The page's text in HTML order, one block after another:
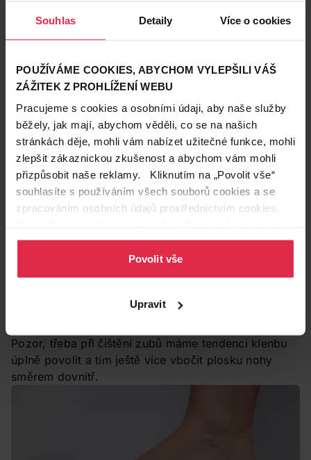
Souhlas Detaily Více o cookies
POUŽÍVÁME COOKIES, ABYCHOM VYLEPŠILI VÁŠ
ZÁŽITEK Z PROHLÍŽENÍ WEBU
Pracujeme s cookies a osobními údaji, aby naše služby
běžely, jak mají, abychom věděli, co se na našich
stránkách děje, mohli vám nabízet užitečné funkce, mohli
zlepšit zákaznickou zkušenost a abychom vám mohli
přizpůsobit naše reklamy. Kliknutím na „Povolit vše“
souhlasíte s používáním všech souborů cookies a se
zpracováním osobních údajů prostřednictvím cookies.
osobních údajů.
Povolit vše
Upravit
Jak cvičit:
Ideální je chodit naboso tam, kde je to vhodné. Tedy
v písku, po trávě či drobných oblázcích. Tento
nerovný povrch stimuluje chodidlo a tím také nožní
Nožní klenbu můžete procvičit pomocí pěnového či
tenisového míčku, ale také fyzioterapeutického
ježka. Ideální je projet chodidlo po celé plosce nohy,
Pokud stojíte, snažte se myslet vždy na trojbodovou
Pozor, třeba při čištění zubů máme tendenci klenbu
úplně povolit a tím ještě více vbočit plosku nohy
směrem dovnitř.